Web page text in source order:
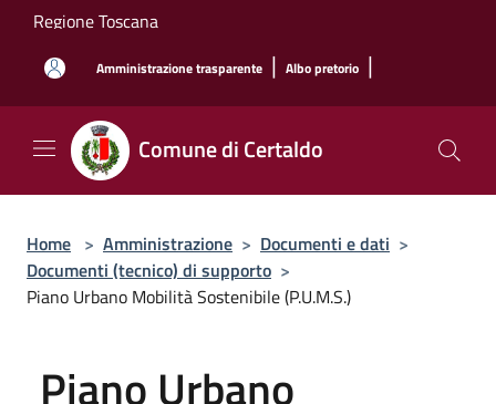
Salta al contenuto principale
Regione Toscana
Amministrazione trasparente | Albo pretorio |
Comune di Certaldo
Home > Amministrazione > Documenti e dati >
Documenti (tecnico) di supporto >
Piano Urbano Mobilità Sostenibile (P.U.M.S.)
Piano Urbano